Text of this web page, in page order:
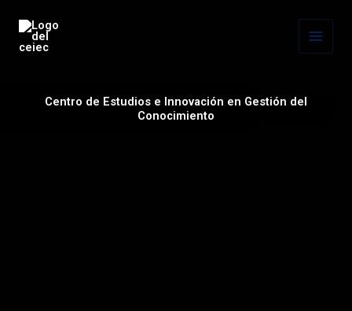
contenido
Centro de Estudios e Innovación en Gestión del
Conocimiento